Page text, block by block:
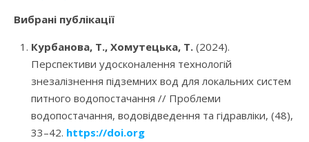
Вибрані публікації
Курбанова, Т., Хомутецька, Т. (2024).
Перспективи удосконалення технологій
знезалізнення підземних вод для локальних систем
питного водопостачання // Проблеми
водопостачання, водовідведення та гідравліки, (48),
33–42. https://doi.org